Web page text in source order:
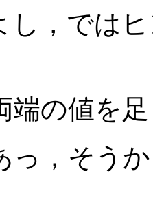
，では
端の値を
っ，そう